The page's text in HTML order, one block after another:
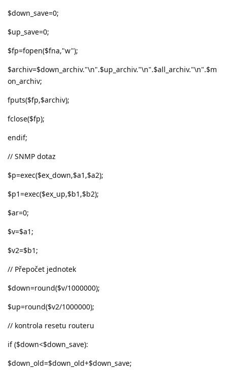
$down_save=0;
$up_save=0;
$fp=fopen($fna,"w");
$archiv=$down_archiv."\n".$up_archiv."\n".$all_archiv."\n".$m
on_archiv;
fputs($fp,$archiv);
fclose($fp);
endif;
// SNMP dotaz
$p=exec($ex_down,$a1,$a2);
$p1=exec($ex_up,$b1,$b2);
$ar=0;
$v=$a1;
$v2=$b1;
// Přepočet jednotek
$down=round($v/1000000);
$up=round($v2/1000000);
// kontrola resetu routeru
if ($down<$down_save):
$down_old=$down_old+$down_save;